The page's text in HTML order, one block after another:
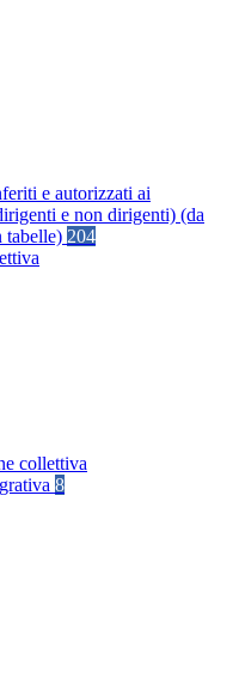
e autorizzati ai
e non dirigenti) (da
tabelle) 204
collettiva
8